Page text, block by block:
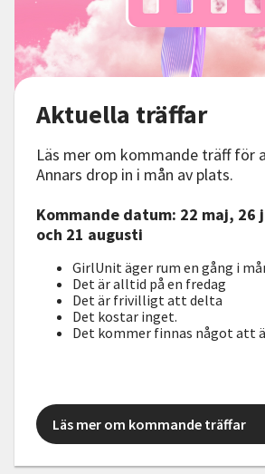
Aktuella träffar
Läs mer om kommande träff för
Annars drop in i mån av plats.
Kommande datum: 22 maj, 26
och 21 augusti
GirlUnit äger rum en gång i
Det är alltid på en fredag
Det är frivilligt att delta
Det kostar inget.
Det kommer finnas något att
Läs mer om kommande träffar